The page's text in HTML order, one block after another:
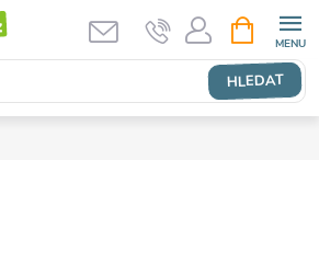
HLEDAT
NÁKUPNÍ
KOŠÍK